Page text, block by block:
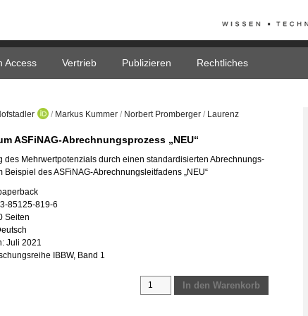
Access Vertrieb Publizieren Rechtliches
/ Mar­kus Kum­mer / Nor­bert Prom­ber­ger / Lau­renz
AS­Fi­NAG-Ab­rech­nungs­pro­zess „NEU“
des Mehr­wert­po­ten­zi­als durch einen stan­dar­di­sier­ten Ab­rech­nungs­
Bei­spiel des AS­Fi­NAG-Ab­rech­nungs­leit­fa­dens „NEU“
85125-819-6
Sei­ten
Juli 2021
IBBW, Band 1
Studie
zum
In den Warenkorb